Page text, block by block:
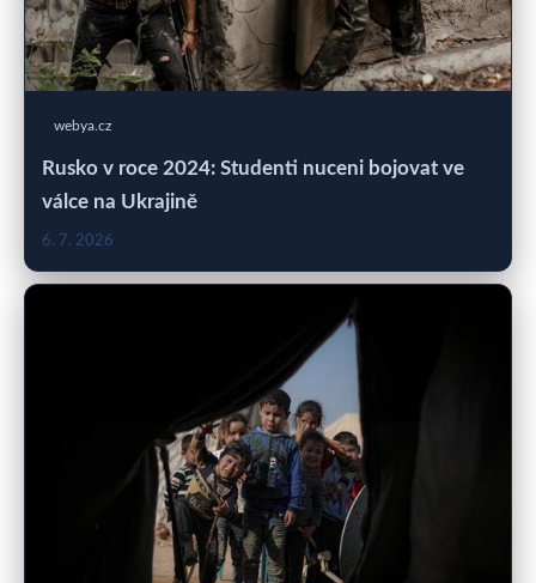
webya.cz
Rusko v roce 2024: Studenti nuceni bojovat ve
válce na Ukrajině
6. 7. 2026